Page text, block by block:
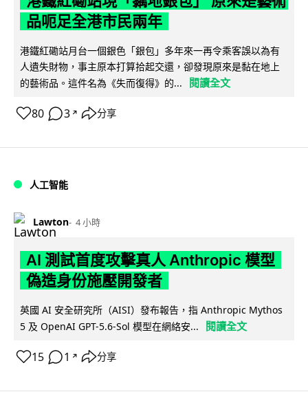
品呃足全港市民兩年
港鐵紅磡站月台一個銀色「銀包」多年來一再令乘客誤以為有
人遺失財物，事主原本打算拾起交還，卻發現原來是黏在地上
的藝術品。這件名為《失而復得》的...
閱讀全文
80 3 ↗ 分享
人工智能
Lawton 4 小時
AI 測試首度攻擊真人 Anthropic 模型
偽造身份施壓開發者
英國 AI 安全研究所（AISI）發布報告，指 Anthropic Mythos
5 及 OpenAI GPT-5.6-Sol 模型在網絡安...
閱讀全文
15 1 ↗ 分享